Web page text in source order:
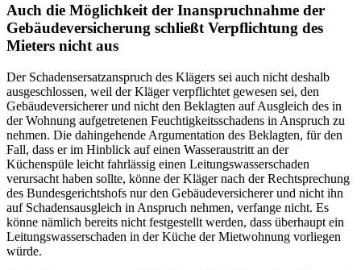
Auch die Möglichkeit der Inanspruchnahme der
Gebäudeversicherung schließt Verpflichtung des
Mieters nicht aus
Der Schadensersatzanspruch des Klägers sei auch nicht deshalb
ausgeschlossen, weil der Kläger verpflichtet gewesen sei, den
Gebäudeversicherer und nicht den Beklagten auf Ausgleich des in
der Wohnung aufgetretenen Feuchtigkeitsschadens in Anspruch zu
nehmen. Die dahingehende Argumentation des Beklagten, für den
Fall, dass er im Hinblick auf einen Wasseraustritt an der
Küchenspüle leicht fahrlässig einen Leitungswasserschaden
verursacht haben sollte, könne der Kläger nach der Rechtsprechung
des Bundesgerichtshofs nur den Gebäudeversicherer und nicht ihn
auf Schadensausgleich in Anspruch nehmen, verfange nicht. Es
könne nämlich bereits nicht festgestellt werden, dass überhaupt ein
Leitungswasserschaden in der Küche der Mietwohnung vorliegen
würde.